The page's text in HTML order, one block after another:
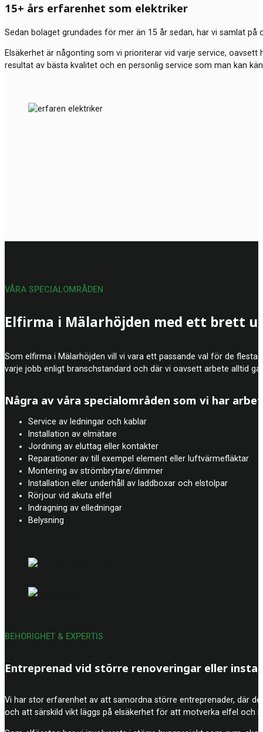
15+ års erfarenhet som elektriker
Sedan bolaget grundades för mer än 15 år sedan, har vi samlat
Elsäkerhet är någonting som vi prioriterar vid varje service,
resultat av bästa kvalitet och en personlig service som man kan
Elfirma i Mälarhöjden med ett brett
Som elfirma i Mälarhöjden vill vi vara ett passande val för de
varje jobb enligt branschstandard och där vi oavsett arbete alltid
VÅRA SPECIALOMRÅDEN
Några av våra specialområden som vi har
Service av ledningar och kablar
Installation av elmätare
Jordning av eluttag eller kontakter
Reparationer av till exempel element eller luftvärmefläktar
Montering av strömbrytare/dimmer
Installation eller underhåll av laddboxar och elstolpar
Rörjour vid akuta elfel
Indragning av elledningar
Belysning
Entreprenad vid större renoveringar eller
Vi har stor erfarenhet av att samordna större entreprenader, där
och att särskild vikt läggs på elsäkerhet för att motverka elfel och
BEHÖRIGHET & EXPERTIS